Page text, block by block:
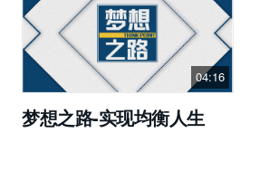
04:16
梦想之路-实现均衡人生